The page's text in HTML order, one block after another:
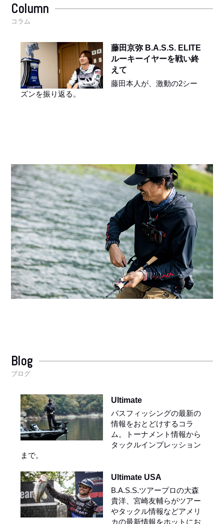
Column
コラム
藤田京弥 B.A.S.S. ELITE
ルーキーイヤーを戦い終
えて
藤田本人が、激動の2シー
ズンを振り返る。
Blog
ブログ
Ultimate
バスフィッシングの最新の
情報をおとどけするコラ
ム。トーナメント情報から
タックルインプレッション
まで。
Ultimate USA
B.A.S.S.ツアープロの大森
貴洋、宮崎友輔らがツアー
やタックル情報などアメリ
カの最新情報をホットにお